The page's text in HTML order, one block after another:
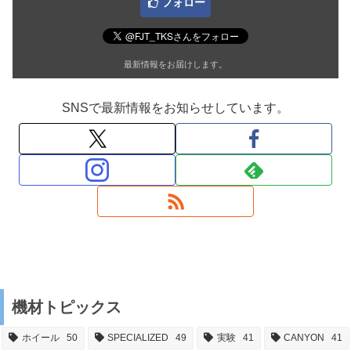
フォロー
最新情報をお届けします。
SNSで最新情報をお知らせしています。
機材トピックス
ホイール 50 SPECIALIZED 49 実験 41 CANYON 41